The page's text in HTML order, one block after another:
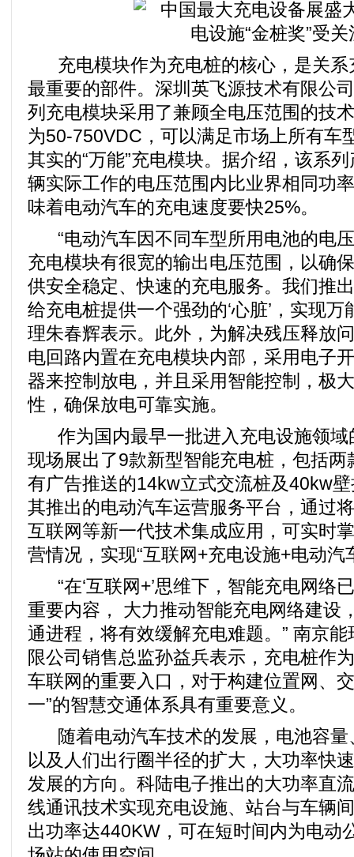
充电模块作为充电桩的核心，是关系
最重要的部件。深圳英飞源技术有限公
列充电模块采用了兼顾全电压范围的技
为50-750VDC，可以满足市场上所有车
其实的“万能”充电模块。据介绍，该系
辆实际工作的电压范围内比业界相同功
味着电动汽车的充电速度要快25%。
“电动汽车因不同车型所用电池的电
充电模块有很宽的输出电压范围，以确
供安全稳定、快速的充电服务。我们推
给充电桩提供一个强劲的‘心脏’，实现万
理朱春辉表示。此外，为解决残压释放
电回路内置在充电模块内部，采用电子
器来控制放电，并且采用智能控制，极
性，确保放电可靠实施。
作为国内最早一批进入充电设施领域
现场展出了9款新型智能充电桩，包括
有广告推送的14kw立式交流桩及40kw
其推出的电动汽车运营服务平台，通过
互联网等新一代技术集成应用，可实时
营情况，实现“互联网+充电设施+电动汽
“在‘互联网+’思维下，智能充电网络
重要内容， 大力推动智能充电网络建设
通进程，将有效缓解充电难题。” 南京
限公司销售总监孙益兵表示，充电桩作
车联网的重要入口，对于构建位置网、
一”的智慧交通体系具有重要意义。
随着电动汽车技术的发展，电池容量
以及人们出行圈半径的扩大，大功率快
发展的方向。科陆电子推出的大功率直
线通讯技术实现充电设施、站台与车辆
出功率达440KW，可在短时间内为电动